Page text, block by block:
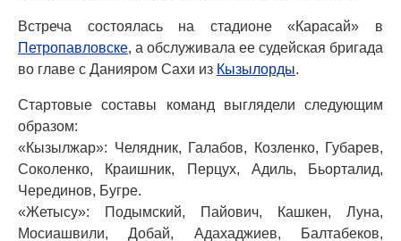
Встреча состоялась на стадионе «Карасай» в
Петропавловске, а обслуживала ее судейская бригада
во главе с Данияром Сахи из Кызылорды.
Стартовые составы команд выглядели следующим
образом:
«Кызылжар»: Челядник, Галабов, Козленко, Губарев,
Соколенко, Краишник, Перцух, Адиль, Бьорталид,
Черединов, Бугре.
«Жетысу»: Подымский, Пайович, Кашкен, Луна,
Мосиашвили, Добай, Адахаджиев, Балтабеков,